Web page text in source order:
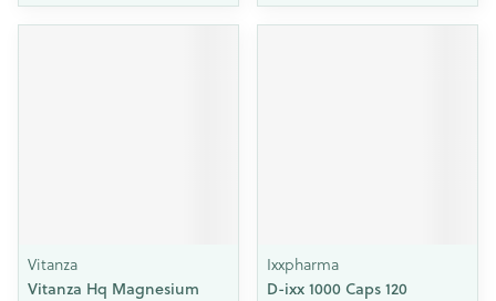
Vitanza
Vitanza Hq Magnesium
Ixxpharma
D-ixx 1000 Caps 120